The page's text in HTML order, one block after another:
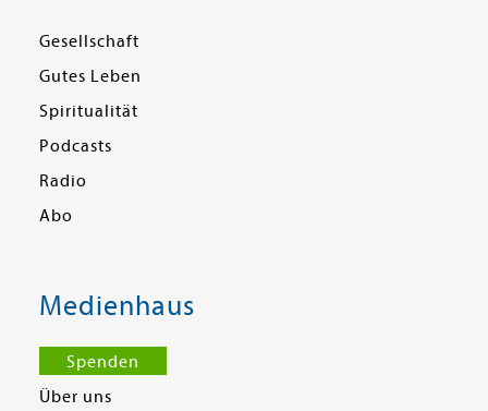
Gesellschaft
Gutes Leben
Spiritualität
Podcasts
Radio
Abo
Medienhaus
Spenden
Über uns